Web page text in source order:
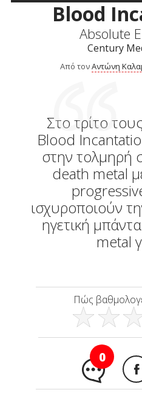
Blood
Absolute
Century
Από τονΑντώνη
Στο τρίτο
Blood
στην τολμηρή
death metal
ισχυροποιούν
ηγετική
metal
Πώς
0